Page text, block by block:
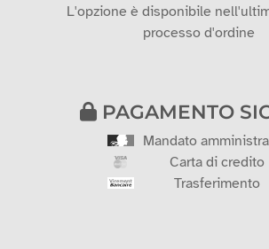
L'opzione è disponibile
processo d'ordine
PAGAMENTO
Mandato
Carta di credito
Trasferimento